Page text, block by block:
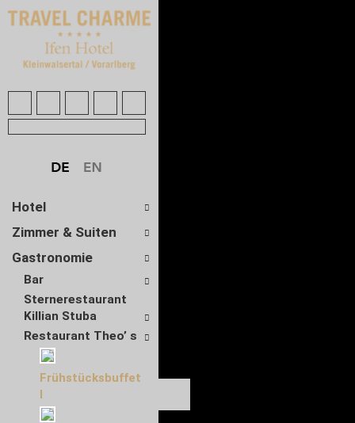
Hotel
Zimmer & Suiten
Gastronomie
Bar
Sternerestaurant
Killian Stuba
Restaurant Theo’ s
Frühstücksbuffet
I